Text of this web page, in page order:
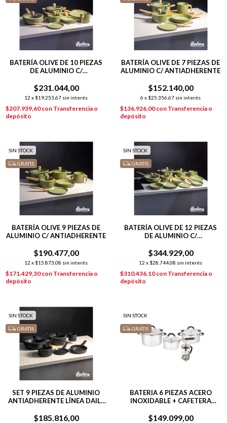
BATERÍA OLIVE DE 10 PIEZAS
DE ALUMINIO C/
$231.044,00
12 x $19.253,67 sin interés
$207.939,60con Transferencia o
depósito
BATERÍA OLIVE DE 7 PIEZAS DE
ALUMINIO C/ ANTIADHERENTE
$152.140,00
6 x $25.356,67 sin interés
$136.926,00con Transferencia o
depósito
SIN STOCK
GRATIS
BATERÍA OLIVE 9 PIEZAS DE
ALUMINIO C/ ANTIADHERENTE
$190.477,00
12 x $15.873,08 sin interés
$171.429,30con Transferencia o
depósito
SIN STOCK
GRATIS
BATERÍA OLIVE DE 12 PIEZAS
DE ALUMINIO C/
$344.929,00
12 x $28.744,08 sin interés
$310.436,10con Transferencia o
depósito
SIN STOCK
GRATIS
SET 9 PIEZAS DE ALUMINIO
ANTIADHERENTE LÍNEA DAILY
$185.816,00
SIN STOCK
GRATIS
BATERIA 6 PIEZAS ACERO
INOXIDABLE + CAFETERA
$149.099,00